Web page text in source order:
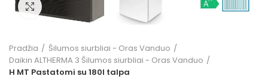
Click to enlarge
Pradžia
Šilumos siurbliai - Oras Vanduo
Daikin ALTHERMA 3 Šilumos siurbliai - Oras Vanduo
H MT Pastatomi su 180l talpa